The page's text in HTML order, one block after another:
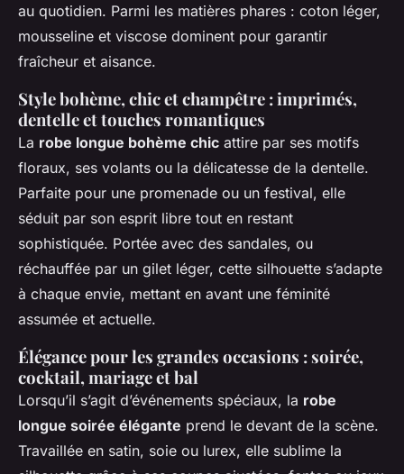
au quotidien. Parmi les matières phares : coton léger,
mousseline et viscose dominent pour garantir
fraîcheur et aisance.
Style bohème, chic et champêtre : imprimés,
dentelle et touches romantiques
La robe longue bohème chic attire par ses motifs
floraux, ses volants ou la délicatesse de la dentelle.
Parfaite pour une promenade ou un festival, elle
séduit par son esprit libre tout en restant
sophistiquée. Portée avec des sandales, ou
réchauffée par un gilet léger, cette silhouette s’adapte
à chaque envie, mettant en avant une féminité
assumée et actuelle.
Élégance pour les grandes occasions : soirée,
cocktail, mariage et bal
Lorsqu’il s’agit d’événements spéciaux, la robe
longue soirée élégante prend le devant de la scène.
Travaillée en satin, soie ou lurex, elle sublime la